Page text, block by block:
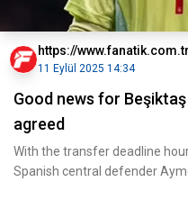
https://www.fanatik.com.tr
11 Eylül 2025 14:34
Good news for
agreed
With the transfer deadline
Spanish central defender